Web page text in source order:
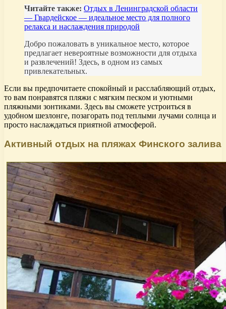
Читайте также: Отдых в Ленинградской области
— Гвардейское — идеальное место для полного
релакса и наслаждения природой
Добро пожаловать в уникальное место, которое
предлагает невероятные возможности для отдыха
и развлечений! Здесь, в одном из самых
привлекательных.
Если вы предпочитаете спокойный и расслабляющий отдых,
то вам понравятся пляжи с мягким песком и уютными
пляжными зонтиками. Здесь вы сможете устроиться в
удобном шезлонге, позагорать под теплыми лучами солнца и
просто наслаждаться приятной атмосферой.
Активный отдых на пляжах Финского залива